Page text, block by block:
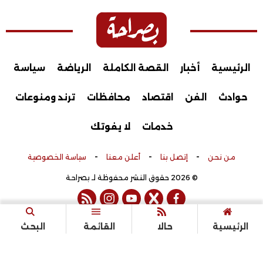
الرئيسية حالا القائمة البحث
الرئيسية أخبار القصة الكاملة الرياضة سياسة
حوادث الفن اقتصاد محافظات ترند ومنوعات
خدمات لا يفوتك
من نحن - إتصل بنا - أعلن معنا - سياسة الخصوصية
© 2026 حقوق النشر محفوظة لـ بصراحة
facebook
twitter
youtube
instagram
rss feed
تم التطوير بواسطة